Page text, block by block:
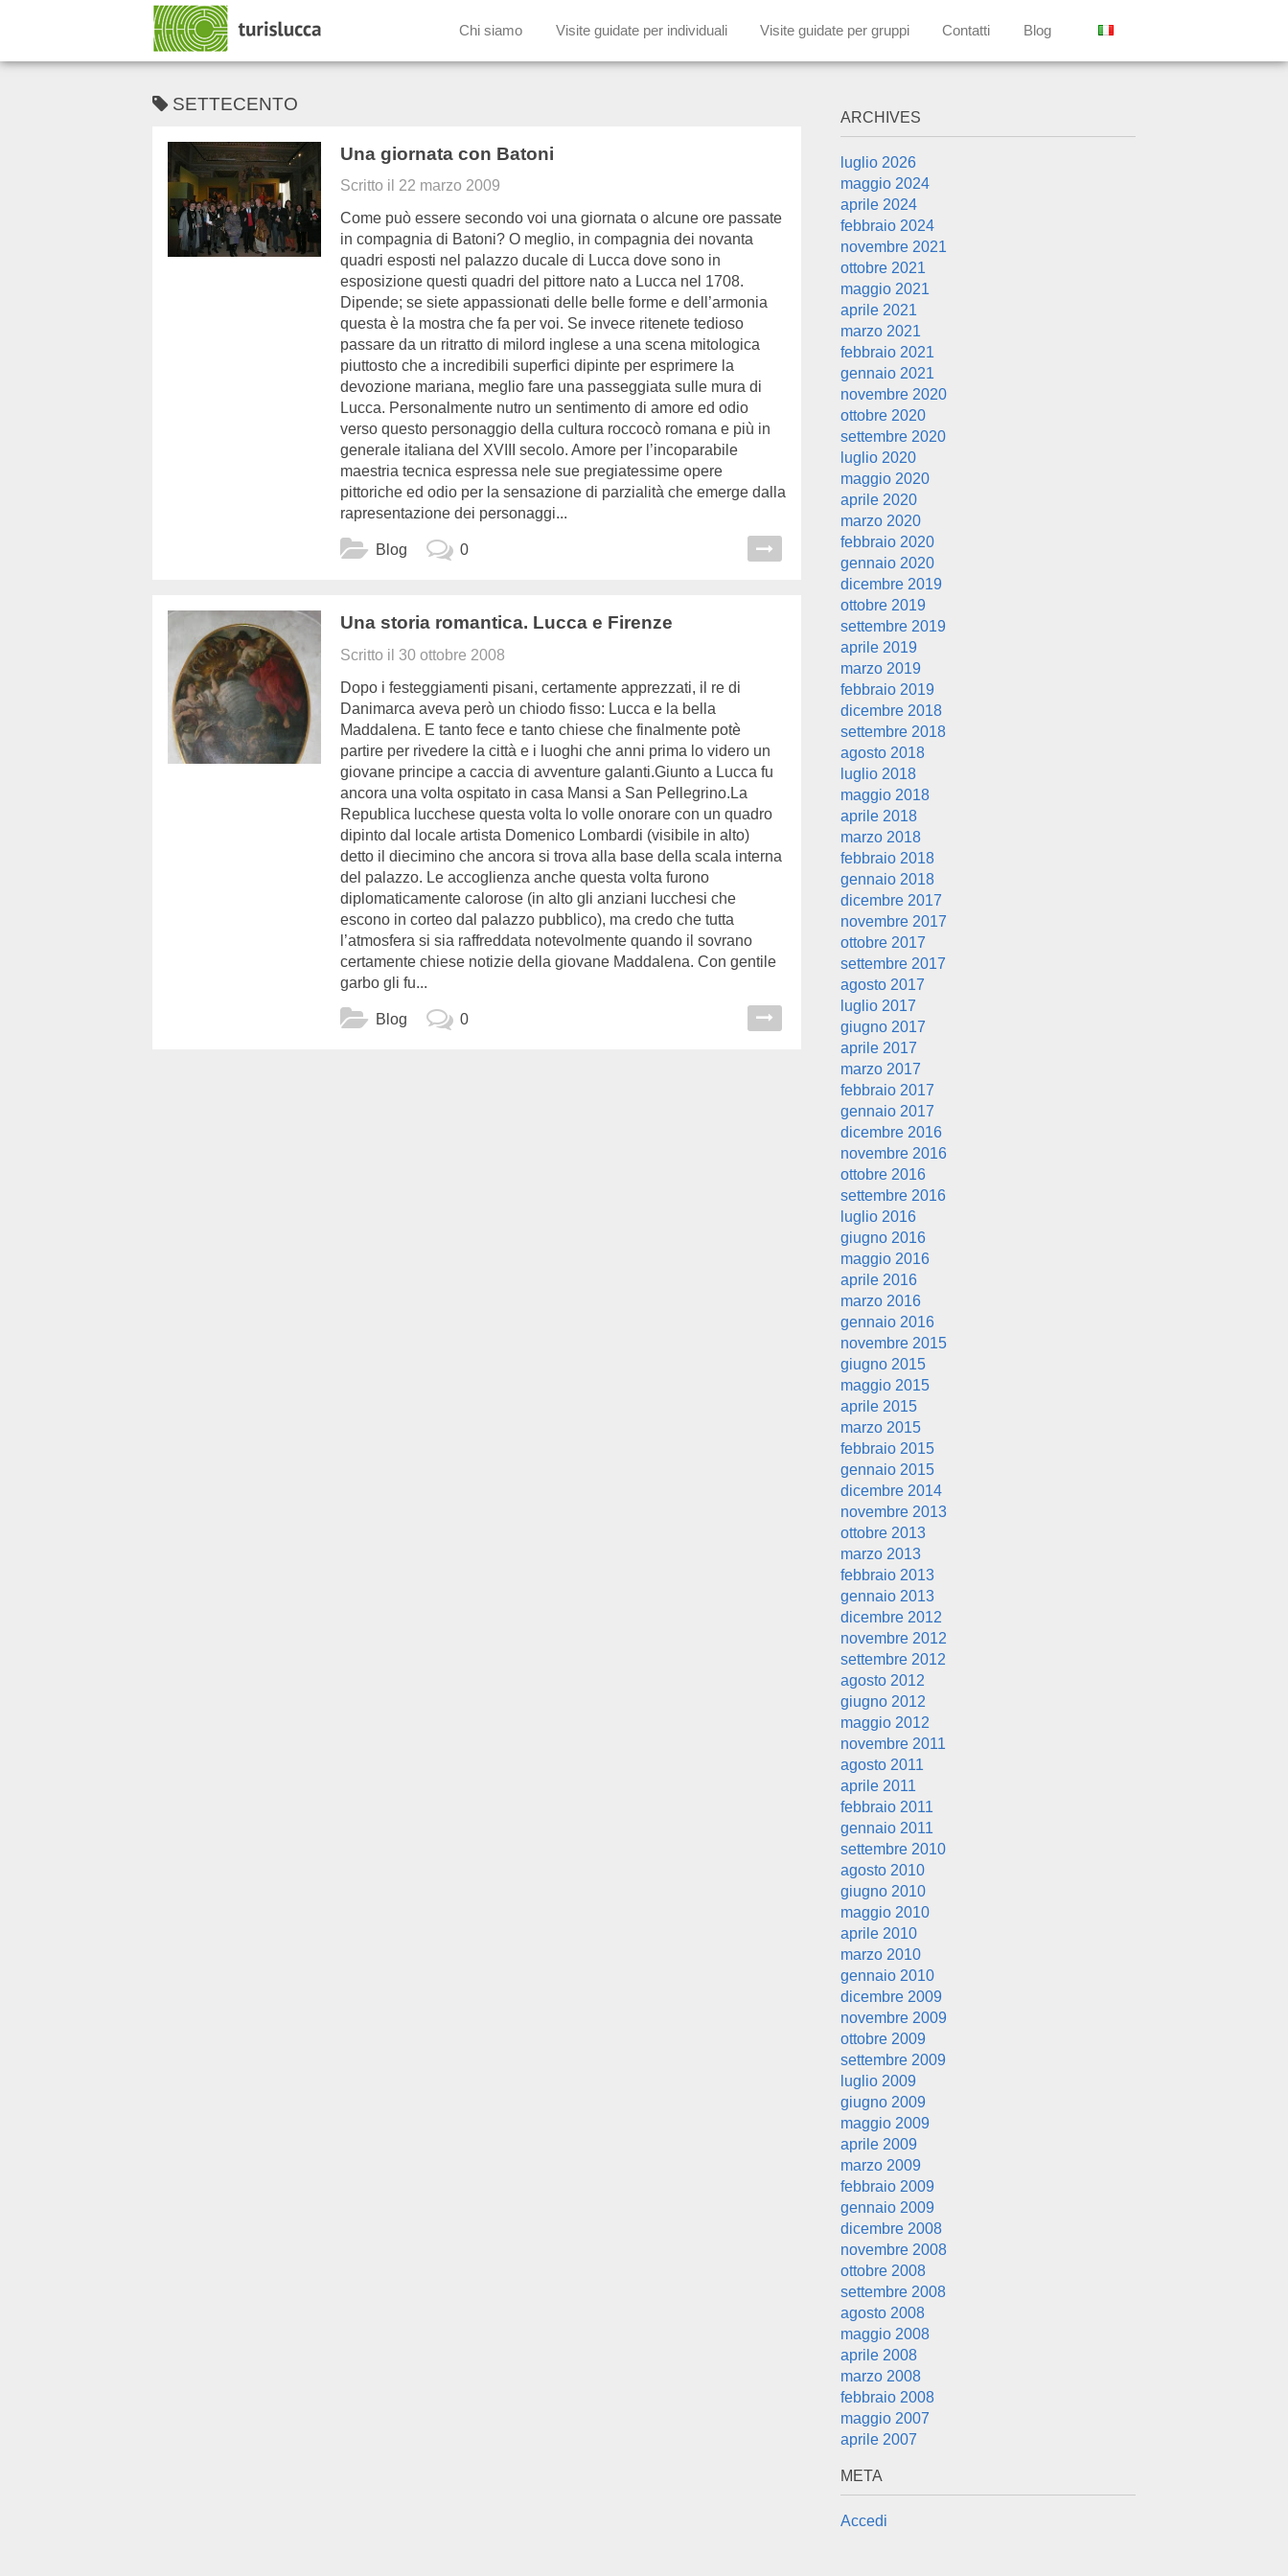
Chi siamo Visite guidate per individuali Visite guidate per gruppi Contatti Blog
SETTECENTO
Una giornata con Batoni
Scritto il 22 marzo 2009
Come può essere secondo voi una giornata o alcune ore passate
in compagnia di Batoni? O meglio, in compagnia dei novanta
quadri esposti nel palazzo ducale di Lucca dove sono in
esposizione questi quadri del pittore nato a Lucca nel 1708.
Dipende; se siete appassionati delle belle forme e dell’armonia
questa è la mostra che fa per voi. Se invece ritenete tedioso
passare da un ritratto di milord inglese a una scena mitologica
piuttosto che a incredibili superfici dipinte per esprimere la
devozione mariana, meglio fare una passeggiata sulle mura di
Lucca. Personalmente nutro un sentimento di amore ed odio
verso questo personaggio della cultura roccocò romana e più in
generale italiana del XVIII secolo. Amore per l’incoparabile
maestria tecnica espressa nele sue pregiatessime opere
pittoriche ed odio per la sensazione di parzialità che emerge dalla
rapresentazione dei personaggi...
Blog 0
Una storia romantica. Lucca e Firenze
Scritto il 30 ottobre 2008
Dopo i festeggiamenti pisani, certamente apprezzati, il re di
Danimarca aveva però un chiodo fisso: Lucca e la bella
Maddalena. E tanto fece e tanto chiese che finalmente potè
partire per rivedere la città e i luoghi che anni prima lo videro un
giovane principe a caccia di avventure galanti.Giunto a Lucca fu
ancora una volta ospitato in casa Mansi a San Pellegrino.La
Republica lucchese questa volta lo volle onorare con un quadro
dipinto dal locale artista Domenico Lombardi (visibile in alto)
detto il diecimino che ancora si trova alla base della scala interna
del palazzo. Le accoglienza anche questa volta furono
diplomaticamente calorose (in alto gli anziani lucchesi che
escono in corteo dal palazzo pubblico), ma credo che tutta
l’atmosfera si sia raffreddata notevolmente quando il sovrano
certamente chiese notizie della giovane Maddalena. Con gentile
garbo gli fu...
Blog 0
ARCHIVES
luglio 2026
maggio 2024
aprile 2024
febbraio 2024
novembre 2021
ottobre 2021
maggio 2021
aprile 2021
marzo 2021
febbraio 2021
gennaio 2021
novembre 2020
ottobre 2020
settembre 2020
luglio 2020
maggio 2020
aprile 2020
marzo 2020
febbraio 2020
gennaio 2020
dicembre 2019
ottobre 2019
settembre 2019
aprile 2019
marzo 2019
febbraio 2019
dicembre 2018
settembre 2018
agosto 2018
luglio 2018
maggio 2018
aprile 2018
marzo 2018
febbraio 2018
gennaio 2018
dicembre 2017
novembre 2017
ottobre 2017
settembre 2017
agosto 2017
luglio 2017
giugno 2017
aprile 2017
marzo 2017
febbraio 2017
gennaio 2017
dicembre 2016
novembre 2016
ottobre 2016
settembre 2016
luglio 2016
giugno 2016
maggio 2016
aprile 2016
marzo 2016
gennaio 2016
novembre 2015
giugno 2015
maggio 2015
aprile 2015
marzo 2015
febbraio 2015
gennaio 2015
dicembre 2014
novembre 2013
ottobre 2013
marzo 2013
febbraio 2013
gennaio 2013
dicembre 2012
novembre 2012
settembre 2012
agosto 2012
giugno 2012
maggio 2012
novembre 2011
agosto 2011
aprile 2011
febbraio 2011
gennaio 2011
settembre 2010
agosto 2010
giugno 2010
maggio 2010
aprile 2010
marzo 2010
gennaio 2010
dicembre 2009
novembre 2009
ottobre 2009
settembre 2009
luglio 2009
giugno 2009
maggio 2009
aprile 2009
marzo 2009
febbraio 2009
gennaio 2009
dicembre 2008
novembre 2008
ottobre 2008
settembre 2008
agosto 2008
maggio 2008
aprile 2008
marzo 2008
febbraio 2008
maggio 2007
aprile 2007
META
Accedi